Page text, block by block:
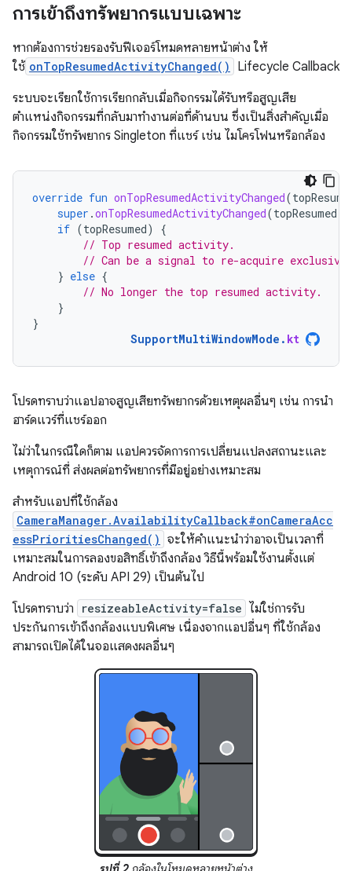
การเข้าถึงทรัพยากรแบบเฉพาะ
หากต้องการช่วยรองรับฟีเจอร์โหมดหลายหน้าต่าง ให้
ใช้ onTopResumedActivityChanged()
Lifecycle Callback
ระบบจะเรียกใช้การเรียกกลับเมื่อกิจกรรมได้รับหรือสูญเสีย
ตำแหน่งกิจกรรมที่กลับมาทำงานต่อที่ด้านบน ซึ่งเป็นสิ่งสำคัญเมื่อ
กิจกรรมใช้ทรัพยากร Singleton ที่แชร์ เช่น ไมโครโฟนหรือกล้อง
override fun onTopResumedActivityChanged(
super .onTopResumedActivityChanged(topResumed
if (topResumed)
{
// Top resumed activity.
// Can be a signal to re-acquire exclusive
} else {
// No longer the top resumed activity.
}
}
SupportMultiWindowMode . kt
โปรดทราบว่าแอปอาจสูญเสียทรัพยากรด้วยเหตุผลอื่นๆ เช่น การนำ
ฮาร์ดแวร์ที่แชร์ออก
ไม่ว่าในกรณีใดก็ตาม แอปควรจัดการการเปลี่ยนแปลงสถานะและ
เหตุการณ์ที่ ส่งผลต่อทรัพยากรที่มีอยู่อย่างเหมาะสม
สำหรับแอปที่ใช้กล้อง
CameraManager.AvailabilityCallback#onCameraAcc
essPrioritiesChanged() จะให้คำแนะนำว่าอาจเป็นเวลาที่
เหมาะสมในการลองขอสิทธิ์เข้าถึงกล้อง วิธีนี้พร้อมใช้งานตั้งแต่
Android 10 (ระดับ API 29) เป็นต้นไป
โปรดทราบว่า
resizeableActivity=false ไม่ใช่การรับ
ประกันการเข้าถึงกล้องแบบพิเศษ เนื่องจากแอปอื่นๆ ที่ใช้กล้อง
สามารถเปิดได้ในจอแสดงผลอื่นๆ